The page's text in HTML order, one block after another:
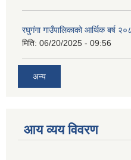
रघुगंगा गाउँपालिकाको आर्थिक बर्ष
मिति: 06/20/2025 - 09:56
अन्य
आय व्यय विवरण